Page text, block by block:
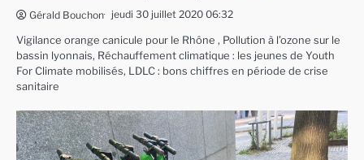
Gérald Bouchon jeudi 30 juillet 2020 06:32
Vigilance orange canicule pour le Rhône , Pollution à l’ozone sur le
bassin lyonnais, Réchauffement climatique : les jeunes de Youth
For Climate mobilisés, LDLC : bons chiffres en période de crise
sanitaire